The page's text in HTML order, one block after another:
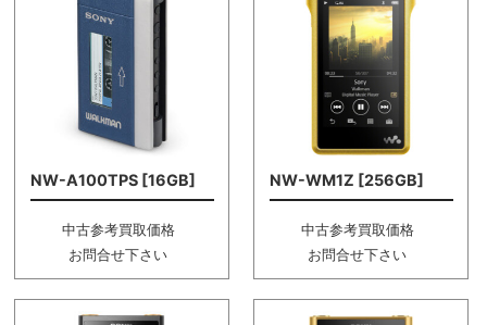
NW-A100TPS [16GB]
中古参考買取価格
お問合せ下さい
NW-WM1Z [256GB]
中古参考買取価格
お問合せ下さい